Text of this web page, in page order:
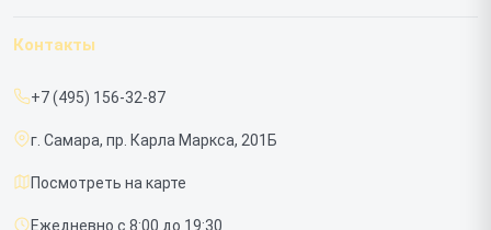
Срочный ремонт
Доставка и способы оплаты
Диагностика
ИБП
Контакты
+7 (495) 156-32-87
г. Самара, пр. Карла Маркса, 201Б
Посмотреть на карте
Ежедневно с 8:00 до 19:30